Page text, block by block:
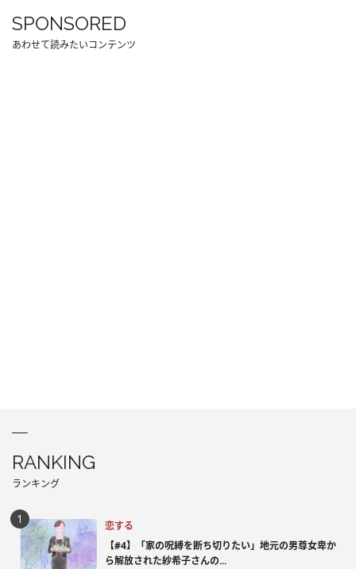
SPONSORED
あわせて読みたいコンテンツ
RANKING
ランキング
恋する
【#4】「家の呪縛を断ち切りたい」地元の男尊女卑か
ら解放された紗希子さんの...